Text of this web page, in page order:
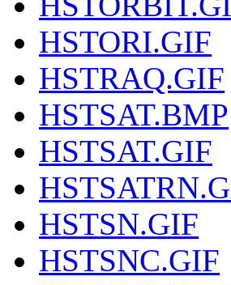
HSTORI.GIF
HSTRAQ.GIF
HSTSAT.BMP
HSTSAT.GIF
HSTSN.GIF
HSTSNC.GIF